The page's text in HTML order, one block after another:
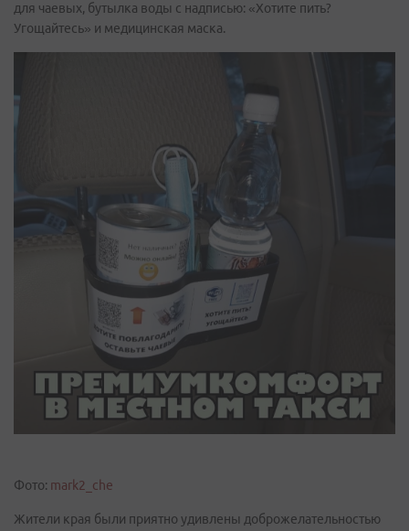
для чаевых, бутылка воды с надписью: «Хотите пить?
Угощайтесь» и медицинская маска.
Фото: mark2_che
Жители края были приятно удивлены доброжелательностью